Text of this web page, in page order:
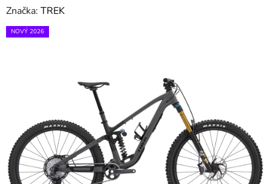
Značka: TREK
NOVÝ 2026